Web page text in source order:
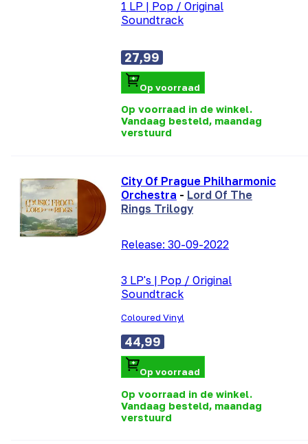
1 LP | Pop / Original
Soundtrack
27,99
Op voorraad
Op voorraad in de winkel.
Vandaag besteld, maandag
verstuurd
City Of Prague Philharmonic
Orchestra - Lord Of The
Rings Trilogy
Release: 30-09-2022
3 LP's | Pop / Original
Soundtrack
Coloured Vinyl
44,99
Op voorraad
Op voorraad in de winkel.
Vandaag besteld, maandag
verstuurd